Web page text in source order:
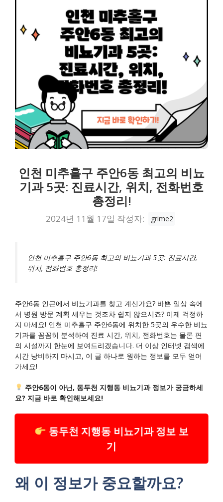
인천 미추홀구 주안6동 최고의 비뇨
기과 5곳: 진료시간, 위치, 전화번호
총정리!
2024년 11월 17일 작성자: grime2
인천 미추홀구 주안6동 최고의 비뇨기과 5곳: 진료시간,
위치, 전화번호 총정리!
주안6동 인근에서 비뇨기과를 찾고 계신가요? 바쁜 일상 속에
서 병원 방문 계획 세우는 것조차 쉽지 않으시죠? 이제 걱정하
지 마세요! 인천 미추홀구 주안6동에 위치한 5곳의 우수한 비뇨
기과를 꼼꼼히 분석하여 진료 시간, 위치, 전화번호는 물론 편
의 시설까지 한눈에 보여드리겠습니다. 더 이상 인터넷 검색에
시간 낭비하지 마시고, 이 글 하나로 원하는 정보를 모두 얻어
가세요!
주안6동이 아닌, 동두천 지행동 비뇨기과 정보가 궁금하세
요? 지금 바로 확인해보세요!
동두천 지행동 비뇨기과 정보 보
기
왜 이 정보가 중요할까요?